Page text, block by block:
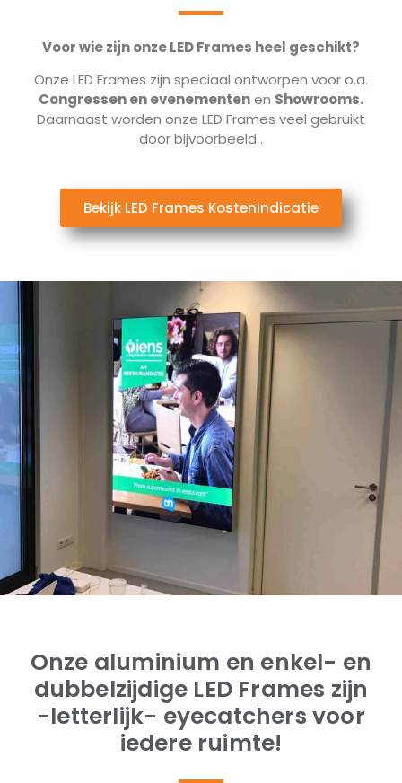
Voor wie zijn onze LED Frames heel geschikt?
Onze LED Frames zijn speciaal ontworpen voor o.a.
Congressen en evenementenen Showrooms.
Daarnaast worden onze LED Frames veel gebruikt
door bijvoorbeeld .
Bekijk LED Frames Kostenindicatie
Onze aluminium en enkel- en
dubbelzijdige LED Frames zijn
-letterlijk- eyecatchers voor
iedere ruimte!